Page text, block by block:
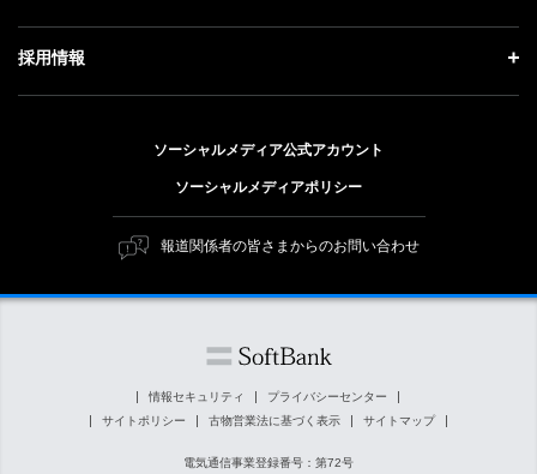
人材戦略
経営方針
株式と社債について
サステナビリティ トップ
トップメッセージ
ESG方針・体制
マテリアリティ（重要課題）
ESGの主な取り組み
外部評価・イニシアチブ
採用情報
キャリア採用
障がい者採用
ソーシャルメディア公式アカウント
ソーシャルメディアポリシー
報道関係者の皆さまからのお問い合わせ
情報セキュリティ
プライバシーセンター
サイトポリシー
古物営業法に基づく表示 サイトマップ
電気通信事業登録番号：第72号